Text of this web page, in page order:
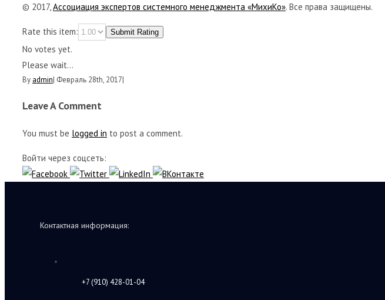
© 2017,Ассоциация экспертов системного менеджмента «МихиКо». Все права защищены.
Rate this item: Submit Rating
No votes yet.
Please wait...
By admin| Февраль 28th, 2017|
Leave A Comment
You must be logged in to post a comment.
Войти через соцсеть:
Контактная информация:
+7 (910) 428-01-04